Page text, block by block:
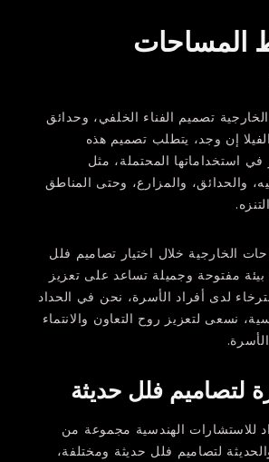
المساحات
تصميم الفناء الخلفي، وحدائق
إن وجد، يتطلب تصميم هذه
في استخداماتها المحتملة، مثل
والحدائق، والمزارع، وحتى المناطق
الخارجية خلال اختيار تصاميم فلل
مفتوحة وجميلة تساعد على تعزيز
لدى أفراد الأسرة، نحن في الحداد
نسعى لتعزيز روح التعاون والانتماء
لتصاميم فلل حديثة
للاستشارات الهندسية مجموعة من
لتصاميم فلل حديثة ومختلفة،